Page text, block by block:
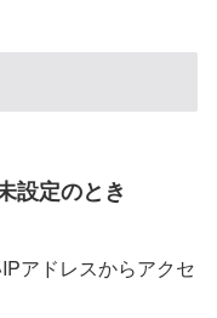
設定のとき
アドレスからアクセ